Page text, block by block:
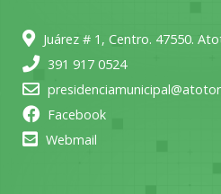
Juárez # 1, Centro. 47550.
391 917 0524
Facebook
Webmail